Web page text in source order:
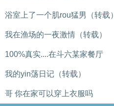
浴室上了一个肌rou猛男（转载）
我在渔场的一夜激情（转载）
100%真实....在斗六某家餐厅
我的yin荡日记（转载）
哥 你在家可以穿上衣服吗